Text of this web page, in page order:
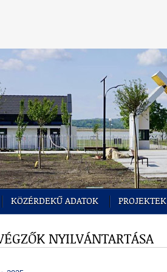
KÖZÉRDEKŰ ADATOK PROJEKTEK
NYILVÁNTARTÁSA